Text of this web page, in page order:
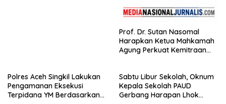
Prof. Dr. Sutan Nasomal
Harapkan Ketua Mahkamah
Agung Perkuat Kemitraan
Watansoppeng
Polres Aceh Singkil Lakukan
Pengamanan Eksekusi
Terpidana YM Berdasarkan
Sabtu Libur Sekolah, Oknum
Kepala Sekolah PAUD
Gerbang Harapan Lhok